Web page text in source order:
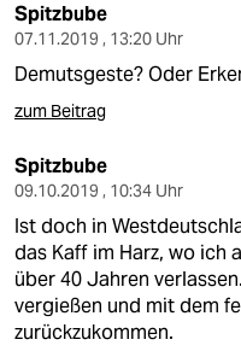
Spitzbube
07.11.2019 , 13:20 Uhr
Demutsgeste? Oder
zum Beitrag
Spitzbube
09.10.2019 , 10:34 Uhr
Ist doch in
das Kaff im Harz, wo ich
über 40 Jahren
vergießen und mit dem
zurückzukommen.